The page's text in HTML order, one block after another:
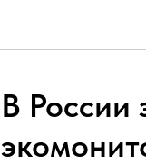
В России